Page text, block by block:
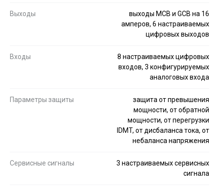
Выходы
выходы MCB и GCB на 16
амперов, 6 настраиваемых
цифровых выходов
Входы
8 настраиваемых цифровых
входов, 3 конфигурируемых
аналоговых входа
Параметры защиты
защита от превышения
мощности, от обратной
мощности, от перегрузки
IDMT, от дисбаланса тока, от
небаланса напряжения
Сервисные сигналы
3 настраиваемых сервисных
сигнала